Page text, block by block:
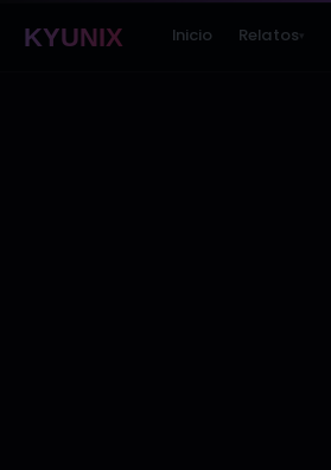
KYUNIX Inicio Relatos▾